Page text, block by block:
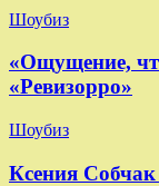
Шоубиз
«Ощущение,
«Ревизорро»
Шоубиз
Ксения